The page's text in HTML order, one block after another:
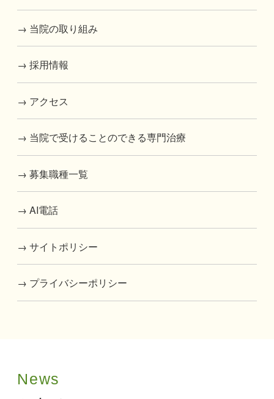
→ 当院の取り組み
→ 採用情報
→ アクセス
→ 当院で受けることのできる専門治療
→ 募集職種一覧
→ AI電話
→ サイトポリシー
→ プライバシーポリシー
News